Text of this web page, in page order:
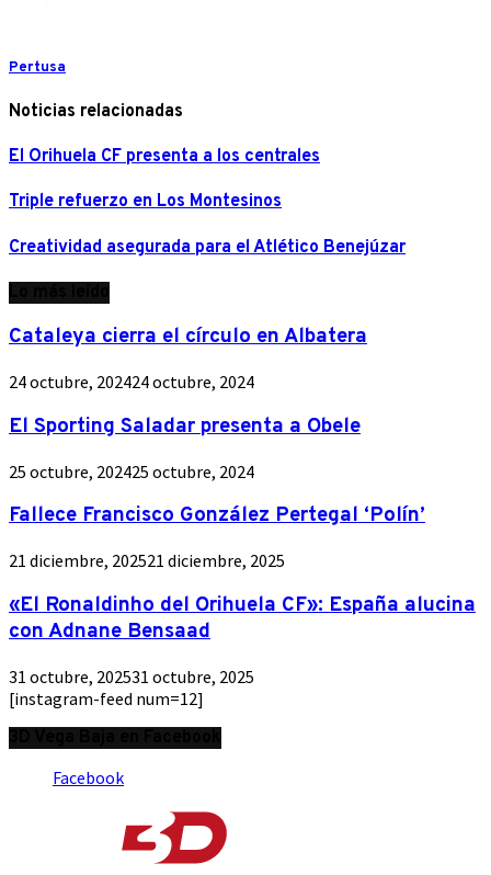
Pertusa
Noticias relacionadas
El Orihuela CF presenta a los centrales
Triple refuerzo en Los Montesinos
Creatividad asegurada para el Atlético Benejúzar
Cataleya cierra el círculo en Albatera
24 octubre, 202424 octubre, 2024
El Sporting Saladar presenta a Obele
25 octubre, 202425 octubre, 2024
Fallece Francisco González Pertegal ‘Polín’
21 diciembre, 202521 diciembre, 2025
«El Ronaldinho del Orihuela CF»: España alucina
con Adnane Bensaad
31 octubre, 202531 octubre, 2025
[instagram-feed num=12]
Facebook